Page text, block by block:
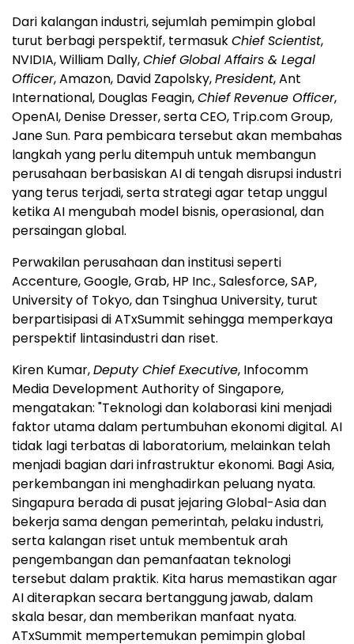
Dari kalangan industri, sejumlah pemimpin global
turut berbagi perspektif, termasukChief Scientist,
NVIDIA, William Dally,Chief Global Affairs & Legal
Officer, Amazon, David Zapolsky,President, Ant
International, Douglas Feagin,Chief Revenue Officer,
OpenAI, Denise Dresser, serta CEO, Trip.com Group,
Jane Sun. Para pembicara tersebut akan membahas
langkah yang perlu ditempuh untuk membangun
perusahaan berbasiskan AI di tengah disrupsi industri
yang terus terjadi, serta strategi agar tetap unggul
ketika AI mengubah model bisnis, operasional, dan
persaingan global.
Perwakilan perusahaan dan institusi seperti
Accenture, Google, Grab, HP Inc., Salesforce, SAP,
University of Tokyo, dan Tsinghua University, turut
berpartisipasi di ATxSummit sehingga memperkaya
perspektif lintasindustri dan riset.
Kiren Kumar,Deputy Chief Executive, Infocomm
Media Development Authority of Singapore,
mengatakan: "Teknologi dan kolaborasi kini menjadi
faktor utama dalam pertumbuhan ekonomi digital. AI
tidak lagi terbatas di laboratorium, melainkan telah
menjadi bagian dari infrastruktur ekonomi. Bagi Asia,
perkembangan ini menghadirkan peluang nyata.
Singapura berada di pusat jejaring Global-Asia dan
bekerja sama dengan pemerintah, pelaku industri,
serta kalangan riset untuk membentuk arah
pengembangan dan pemanfaatan teknologi
tersebut dalam praktik. Kita harus memastikan agar
AI diterapkan secara bertanggung jawab, dalam
skala besar, dan memberikan manfaat nyata.
ATxSummit mempertemukan pemimpin global